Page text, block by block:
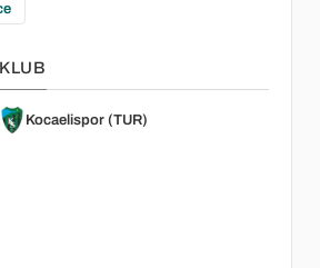
KLUB
Kocaelispor (TUR)